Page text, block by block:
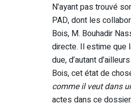
N’ayant pas trouvé
PAD, dont les
Bois, M. Bouhadir
directe. Il estime que
due, d’autant
Bois, cet état de
comme il veut dans
actes dans ce